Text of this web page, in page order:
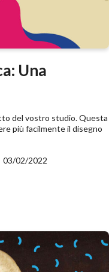
Una
del vostro studio. Questa
più facilmente il disegno
03/02/2022